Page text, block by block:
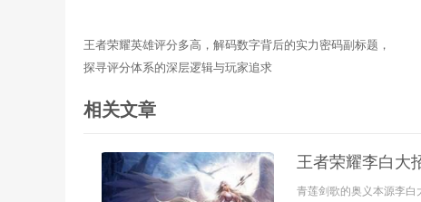
王者荣耀英雄评分多高，解码数字背后的实力密码副标题，
探寻评分体系的深层逻辑与玩家追求
相关文章
王者荣耀李白大
青莲剑歌的奥义本源李